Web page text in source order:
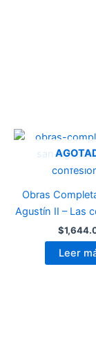
Obras
Agustín II – Las
$
Leer